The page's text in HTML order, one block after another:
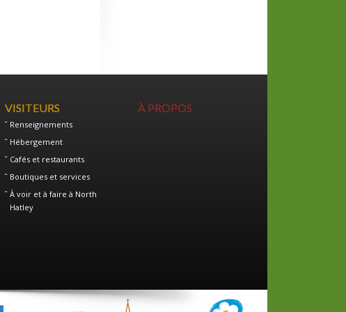
VISITEURS
Renseignements
Hébergement
Cafés et restaurants
Boutiques et services
À voir et à faire à North
Hatley
À PROPOS